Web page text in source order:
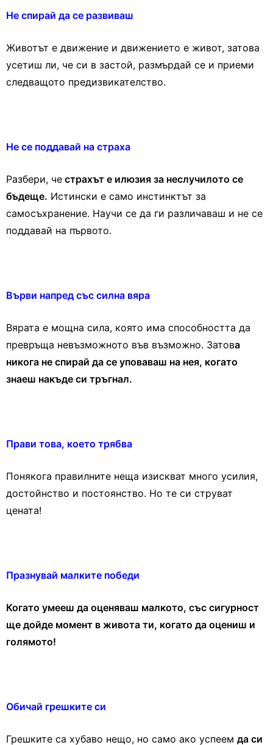
Не спирай да се развиваш
Животът е движение и движението е живот, затова
усетиш ли, че си в застой, размърдай се и приеми
следващото предизвикателство.
Не се поддавай на страха
Разбери, че страхът е илюзия за неслучилото се
бъдеще. Истински е само инстинктът за
самосъхранение. Научи се да ги различаваш и не се
поддавай на първото.
Върви напред със силна вяра
Вярата е мощна сила, която има способността да
превръща невъзможното във възможно. Затова
никога не спирай да се уповаваш на нея, когато
знаеш накъде си тръгнал.
Прави това, коeто трябва
Понякога правилните неща изискват много усилия,
достойнство и постоянство. Но те си струват
цената!
Празнувай малките победи
Когато умееш да оценяваш малкото, със сигурност
ще дойде момент в живота ти, когато да оцениш и
голямото!
Обичай грешките си
Грешките са хубаво нещо, но само ако успеем да си